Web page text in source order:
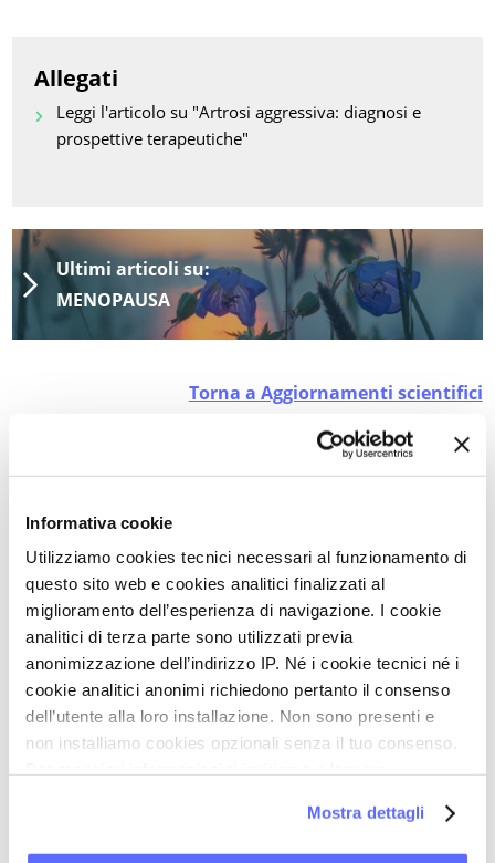
Informativa cookie
Utilizziamo cookies tecnici necessari al funzionamento di
questo sito web e cookies analitici finalizzati al
miglioramento dell’esperienza di navigazione. I cookie
analitici di terza parte sono utilizzati previa
anonimizzazione dell’indirizzo IP. Né i cookie tecnici né i
cookie analitici anonimi richiedono pertanto il consenso
dell’utente alla loro installazione. Non sono presenti e
non installiamo cookies opzionali senza il tuo consenso.
Mostra dettagli
Allegati
Leggi l'articolo su "Artrosi aggressiva: diagnosi e
prospettive terapeutiche"
Ultimi articoli su:
MENOPAUSA
Torna a Aggiornamenti scientifici
STAMPA PDF
PAROLE CHIAVE DI QUESTO ARTICOLO
APPARATO OSTEO-ARTICOLARE
ARTRALGIE
ATTIVITÀ FISICA
ESTROGENI
GENETICA
MENOPAUSA E PERIMENOPAUSA